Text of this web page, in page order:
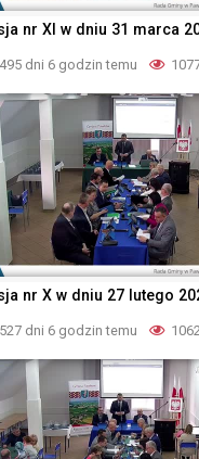
nr XI w dniu 31 marca
495 dni 6 godzin temu
nr X w dniu 27 lutego
527 dni 6 godzin temu 1062